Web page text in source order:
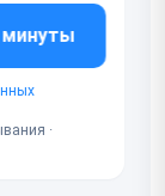
минуты
·